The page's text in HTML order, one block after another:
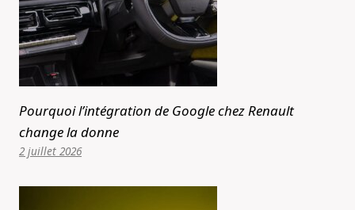
Pourquoi l’intégration de Google chez Renault
change la donne
2 juillet 2026